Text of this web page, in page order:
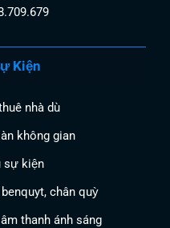
Kiện
nhà dù
không gian
sự kiện
chân quỳ
thanh ánh sáng